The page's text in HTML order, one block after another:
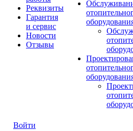
Реквизиты
Гарантия
и сервис
Новости
Отзывы
Войти